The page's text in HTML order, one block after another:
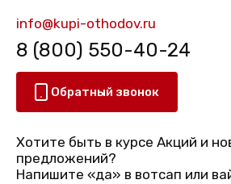
info@kupi-othodov.ru
8 (800) 550-40-24
Обратный звонок
Хотите быть в курсе Акций и
предложений?
Напишите «да» в вотсап или